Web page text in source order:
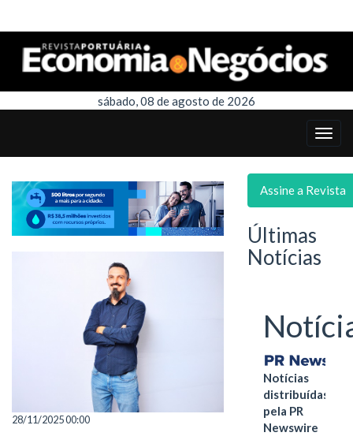
sábado, 08 de agosto de 2026
28/11/2025 00:00
Assine a Revista
Últimas
Notícias
Notícias
distribuídas
pela PR
Newswire